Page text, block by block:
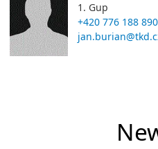
1. Gup
+420 776 188 890